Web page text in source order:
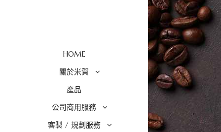
HOME
關於米賀
產品
公司商用服務
客製 / 規劃服務